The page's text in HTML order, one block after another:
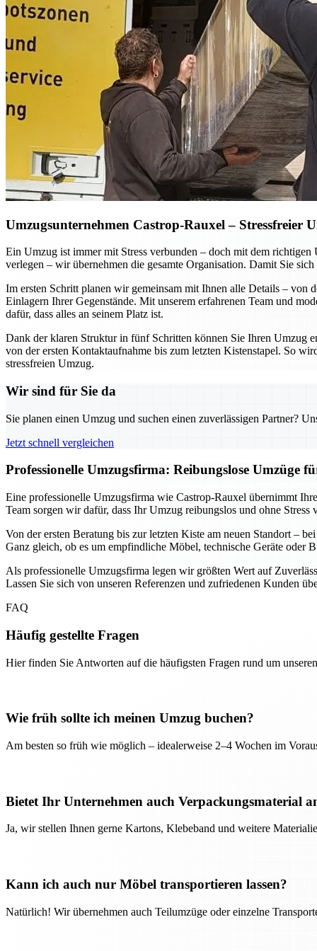
Umzugsunternehmen Castrop-Rauxel – Stressfreier
Ein Umzug ist immer mit Stress verbunden – doch mit dem
verlegen – wir übernehmen die gesamte Organisation. Damit Sie
Im ersten Schritt planen wir gemeinsam mit Ihnen alle Details – von
Einlagern Ihrer Gegenstände. Mit unserem erfahrenen Team und
dafür, dass alles an seinem Platz ist.
Dank der klaren Struktur in fünf Schritten können Sie Ihren Umzug
von der ersten Kontaktaufnahme bis zum letzten Kistenstapel. So
stressfreien Umzug.
Wir sind für Sie da
Sie planen einen Umzug und suchen einen zuverlässigen Partner?
Jetzt schnell vergleichen
Professionelle Umzugsfirma: Reibungslose Umzüge
Eine professionelle Umzugsfirma wie Castrop-Rauxel übernimmt
Team sorgen wir dafür, dass Ihr Umzug reibungslos und ohne
Von der ersten Beratung bis zur letzten Kiste am neuen Standort –
Ganz gleich, ob es um empfindliche Möbel, technische Geräte oder
Als professionelle Umzugsfirma legen wir größten Wert auf
Lassen Sie sich von unseren Referenzen und zufriedenen Kunden
FAQ
Häufig gestellte Fragen
Hier finden Sie Antworten auf die häufigsten Fragen rund um
Wie früh sollte ich meinen Umzug buchen?
Am besten so früh wie möglich – idealerweise 2–4 Wochen im
Bietet Ihr Unternehmen auch Verpackungsmaterial
Ja, wir stellen Ihnen gerne Kartons, Klebeband und weitere
Kann ich auch nur Möbel transportieren lassen?
Natürlich! Wir übernehmen auch Teilumzüge oder einzelne